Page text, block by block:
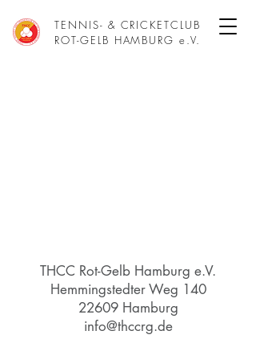
TENNIS- & CRICKETCLUB
ROT-GELB HAMBURG e.V.
THCC Rot-Gelb Hamburg e.V.
Hemmingstedter Weg 140
22609 Hamburg
info@thccrg.de